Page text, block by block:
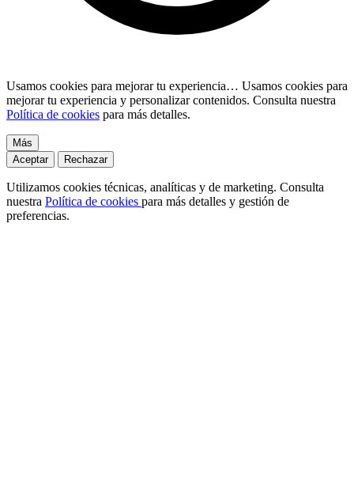
Usamos cookies para mejorar tu experiencia… Usamos cookies para
mejorar tu experiencia y personalizar contenidos. Consulta nuestra
Política de cookies para más detalles.
Más
Aceptar
Rechazar
Utilizamos cookies técnicas, analíticas y de marketing. Consulta
nuestra Política de cookies para más detalles y gestión de
preferencias.